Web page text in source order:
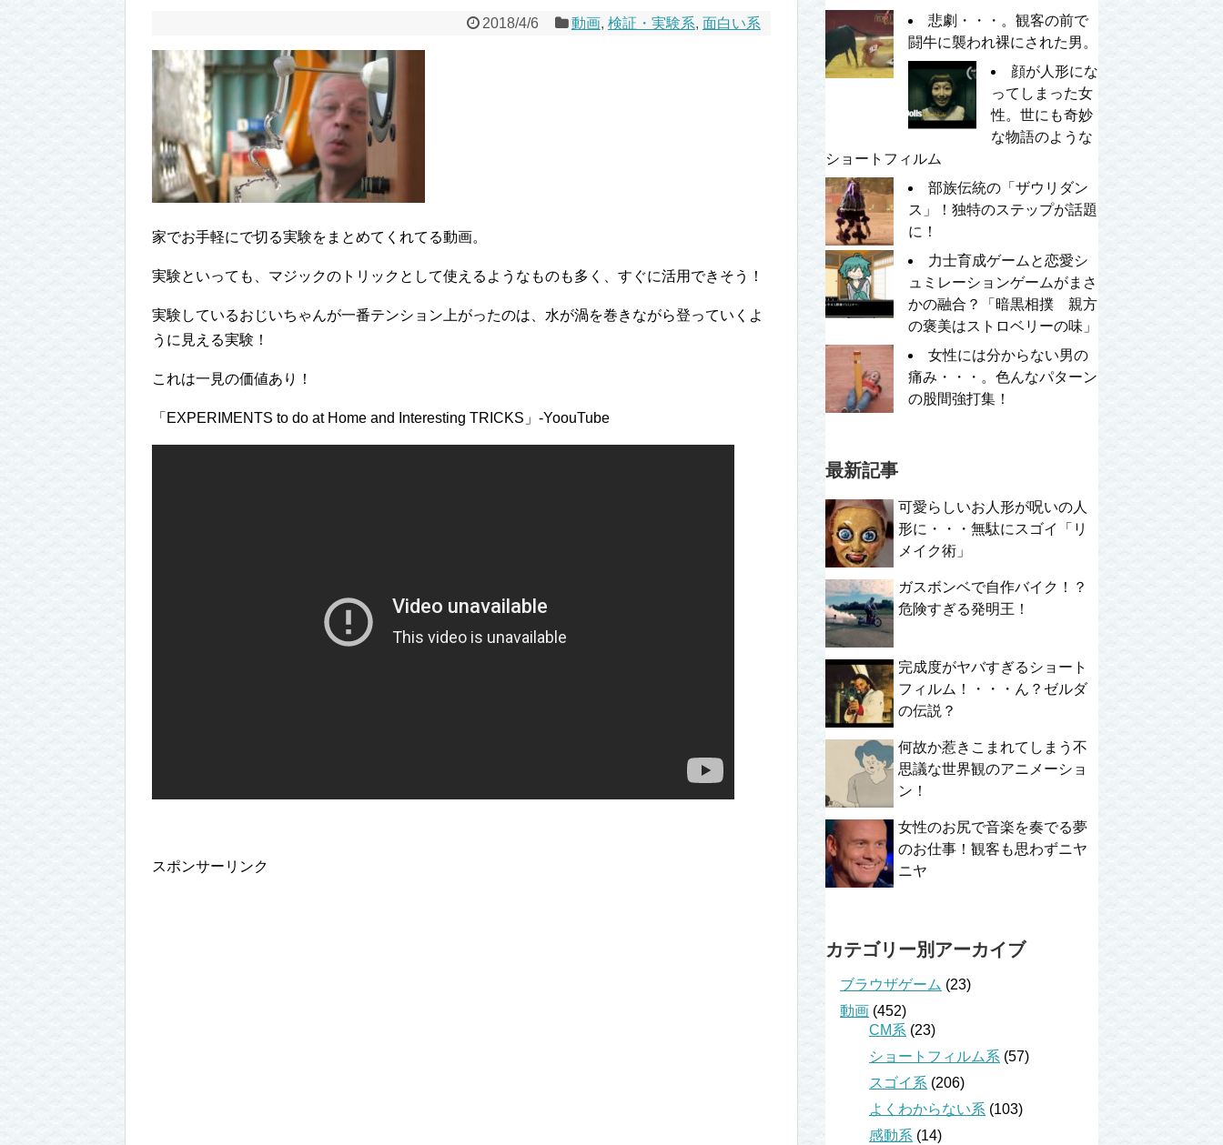
2018/4/6 動画, 検証・実験系, 面白い系
家でお手軽にで切る実験をまとめてくれてる動画。
実験といっても、マジックのトリックとして使えるようなものも多く、すぐに活用できそう！
実験しているおじいちゃんが一番テンション上がったのは、水が渦を巻きながら登っていくよ
うに見える実験！
これは一見の価値あり！
「EXPERIMENTS to do at Home and Interesting TRICKS」-YoouTube
スポンサーリンク
悲劇・・・。観客の前で
闘牛に襲われ裸にされた男。
顔が人形にな
ってしまった女
性。世にも奇妙
な物語のような
ショートフィルム
部族伝統の「ザウリダン
ス」！独特のステップが話題
に！
力士育成ゲームと恋愛シ
ュミレーションゲームがまさ
かの融合？「暗黒相撲 親方
の褒美はストロベリーの味」
女性には分からない男の
痛み・・・。色んなパターン
の股間強打集！
最新記事
可愛らしいお人形が呪いの人
形に・・・無駄にスゴイ「リ
メイク術」
ガスボンベで自作バイク！？
危険すぎる発明王！
完成度がヤバすぎるショート
フィルム！・・・ん？ゼルダ
の伝説？
何故か惹きこまれてしまう不
思議な世界観のアニメーショ
ン！
女性のお尻で音楽を奏でる夢
のお仕事！観客も思わずニヤ
ニヤ
カテゴリー別アーカイブ
ブラウザゲーム (23)
動画 (452)
CM系 (23)
ショートフィルム系 (57)
スゴイ系 (206)
よくわからない系 (103)
感動系 (14)